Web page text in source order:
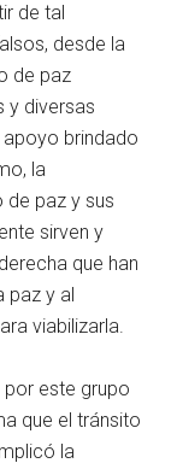
de tal
desde la
de paz
y diversas
brindado
la
paz y sus
sirven y
que han
paz y al
viabilizarla.
este grupo
que el tránsito
la